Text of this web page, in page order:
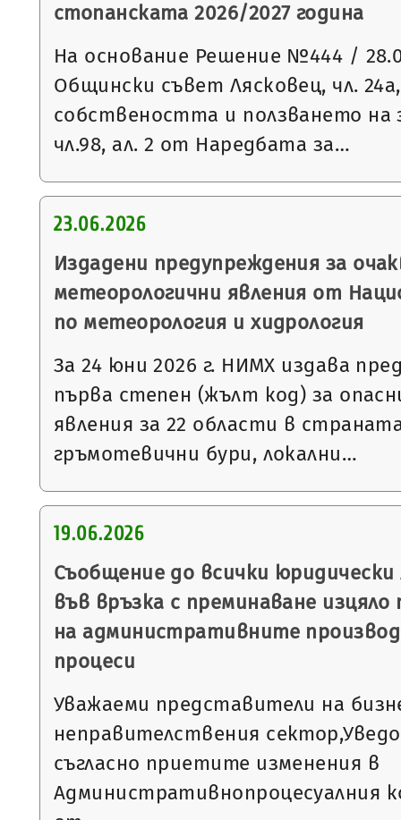
стопанската 2026/2027 година
На основание Решение №444 /
Общински съвет Лясковец, чл.
собствеността и ползването на
чл.98, ал. 2 от Наредбата за…
23.06.2026
Издадени предупреждения за
метеорологични явления от
по метеорология и хидрология
За 24 юни 2026 г. НИМХ издава
първа степен (жълт код) за
явления за 22 области в
гръмотевични бури, локални…
19.06.2026
Съобщение до всички юридически
във връзка с преминаване
на административните
процеси
Уважаеми представители на
неправителствения
съгласно приетите изменения в
Административнопроцесуалния